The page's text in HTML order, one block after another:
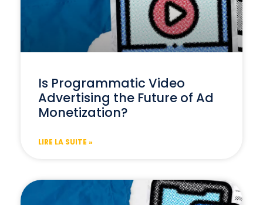
Is Programmatic Video
Advertising the Future of Ad
Monetization?
LIRE LA SUITE »